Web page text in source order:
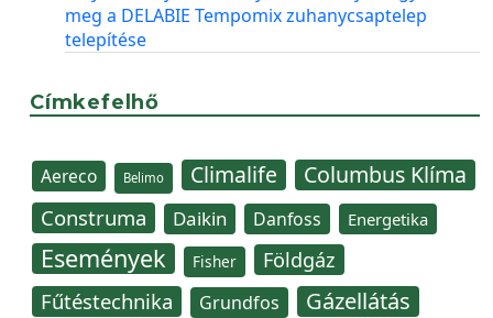
meg a DELABIE Tempomix zuhanycsaptelep
telepítése
Címkefelhő
Aereco Belimo Climalife Columbus Klíma
Construma Daikin Danfoss Energetika
Események Fisher Földgáz
Fűtéstechnika Grundfos Gázellátás